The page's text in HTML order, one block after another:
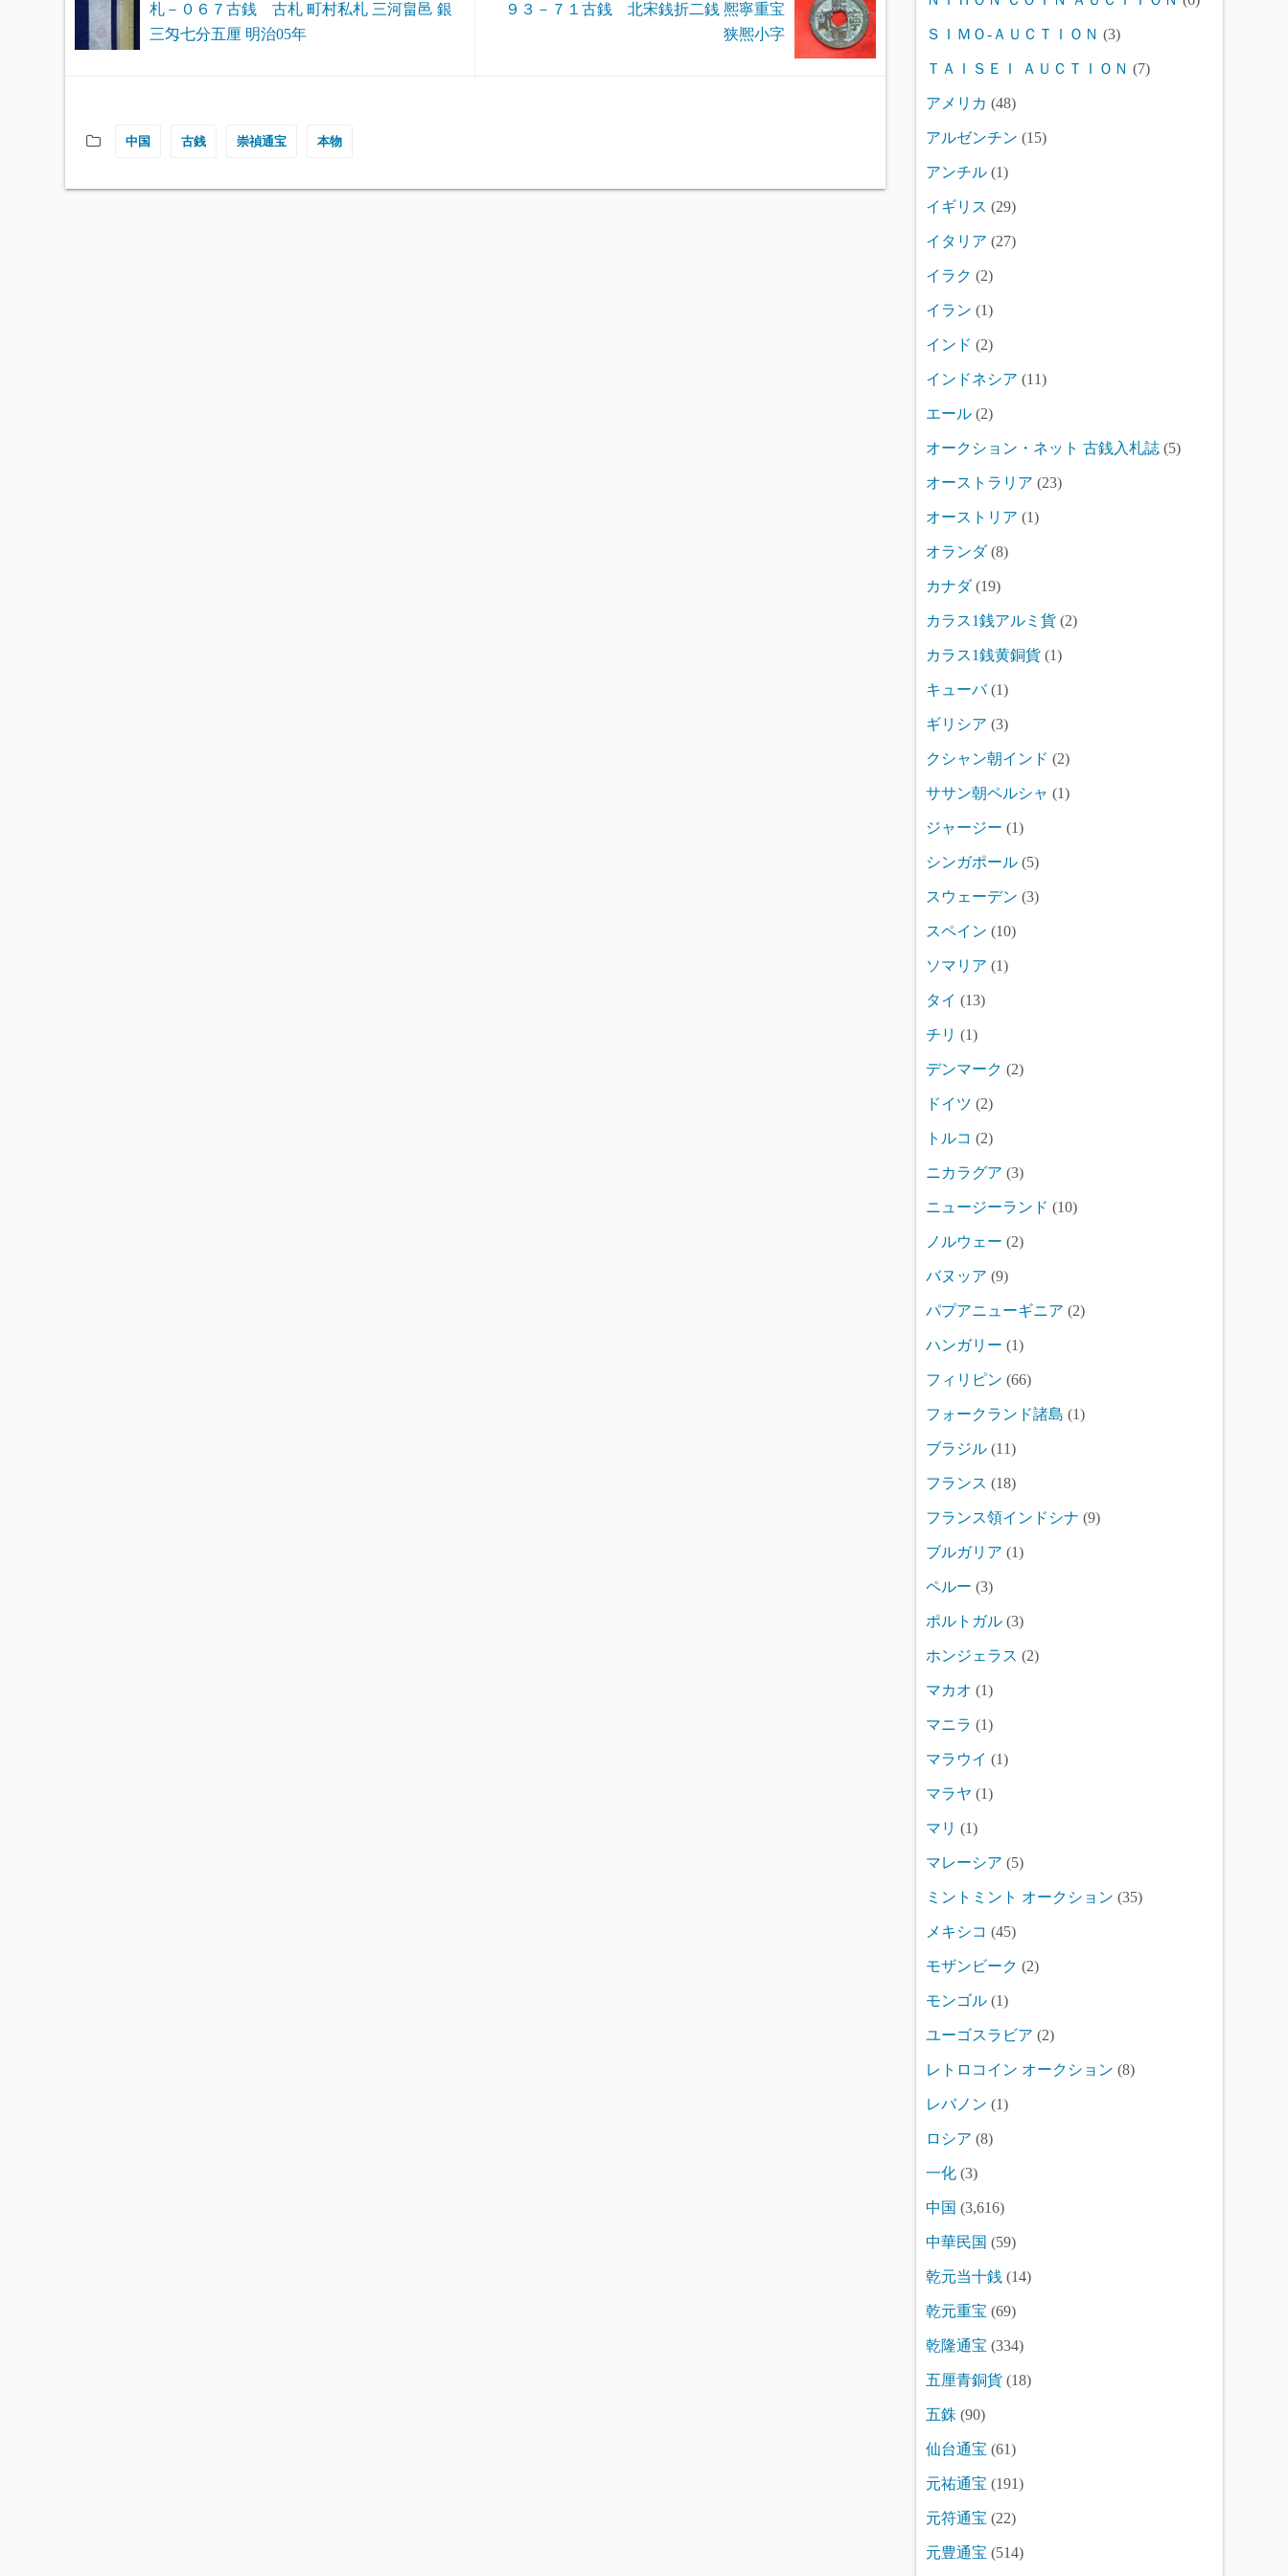
札－０６７古銭 古札 町村私札 三河畠邑 銀
三匁七分五厘 明治05年
９３－７１古銭 北宋銭折二銭 熈寧重宝
狭熈小字
中国 古銭 崇禎通宝 本物
ＳＩＭＯ-ＡＵＣＴＩＯＮ (3)
ＴＡＩＳＥＩ ＡＵＣＴＩＯＮ (7)
アメリカ (48)
アルゼンチン (15)
アンチル (1)
イギリス (29)
イタリア (27)
イラク (2)
イラン (1)
インド (2)
インドネシア (11)
エール (2)
オークション・ネット 古銭入札誌 (5)
オーストラリア (23)
オーストリア (1)
オランダ(8)
カナダ(19)
カラス1銭アルミ貨 (2)
カラス1銭黄銅貨 (1)
キューバ(1)
ギリシア (3)
クシャン朝インド (2)
ササン朝ペルシャ (1)
ジャージー (1)
シンガポール (5)
スウェーデン (3)
スペイン (10)
ソマリア (1)
タイ (13)
チリ (1)
デンマーク (2)
ドイツ (2)
トルコ (2)
ニカラグア (3)
ニュージーランド (10)
ノルウェー (2)
バヌッア (9)
パプアニューギニア (2)
ハンガリー (1)
フィリピン (66)
フォークランド諸島 (1)
ブラジル (11)
フランス (18)
フランス領インドシナ (9)
ブルガリア (1)
ペルー (3)
ポルトガル (3)
ホンジェラス (2)
マカオ (1)
マニラ (1)
マラウイ (1)
マラヤ (1)
マリ (1)
マレーシア (5)
ミントミント オークション (35)
メキシコ (45)
モザンビーク (2)
モンゴル (1)
ユーゴスラビア (2)
レトロコイン オークション (8)
レバノン (1)
ロシア (8)
一化 (3)
中国 (3,616)
中華民国 (59)
乾元当十銭 (14)
乾元重宝 (69)
乾隆通宝 (334)
五厘青銅貨 (18)
五銖 (90)
仙台通宝 (61)
元祐通宝 (191)
元符通宝 (22)
元豊通宝 (514)